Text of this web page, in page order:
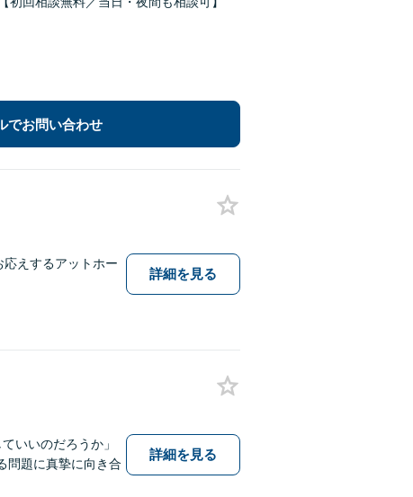
でお問い合わせ
えするアットホー
詳細を見る
いいのだろうか」
問題に真摯に向き合
詳細を見る